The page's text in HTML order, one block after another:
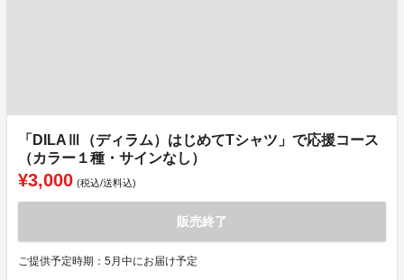
「DILAⅢ（ディラム）はじめてTシャツ」で応援コース
（カラー１種・サインなし）
¥3,000 (税込/送料込)
販売終了
ご提供予定時期：5月中にお届け予定